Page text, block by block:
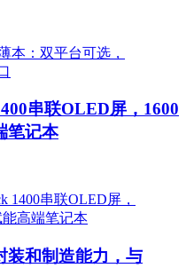
串联OLED屏，1600
笔记本
装和制造能力，与